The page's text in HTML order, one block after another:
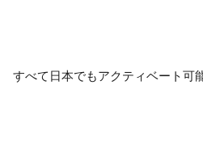
すべて日本でもアクティベート可